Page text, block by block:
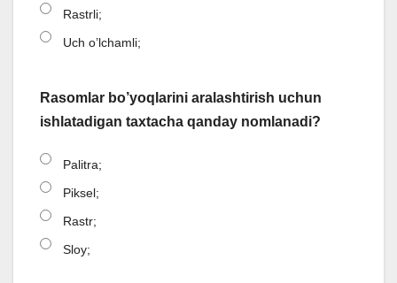
Rastrli;
Uch o’lchamli;
Rasomlar bo’yoqlarini aralashtirish uchun
ishlatadigan taxtacha qanday nomlanadi?
Palitra;
Piksel;
Rastr;
Sloy;